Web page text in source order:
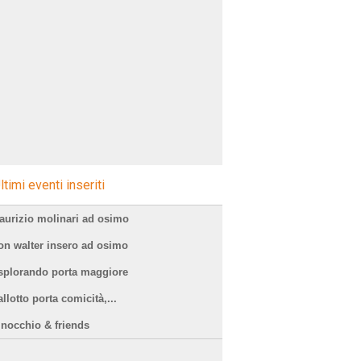
eventi inseriti
molinari ad osimo
walter insero ad osimo
porta maggiore
porta comicità,...
& friends